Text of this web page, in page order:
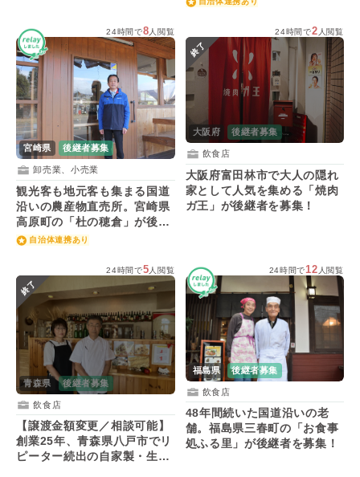
24時間で8人閲覧
宮崎県 後継者募集
卸売業、小売業
観光客も地元客も集まる国道
沿いの農産物直売所。宮崎県
高原町の「杜の穂倉」が後継
者を募集！
自治体連携あり
24時間で2 人閲覧
終了
大阪府 後継者募集
飲食店
大阪府富田林市で大人の隠れ
家として人気を集める「焼肉
ガ王」が後継者を募集！
24時間で5 人閲覧
終了
青森県 後継者募集
飲食店
【譲渡金額変更／相談可能】
創業25年、青森県八戸市でリ
ピーター続出の自家製・生パ
24時間で12 人閲覧
福島県 後継者募集
飲食店
48年間続いた国道沿いの老
舗。福島県三春町の「お食事
処ふる里」が後継者を募集！